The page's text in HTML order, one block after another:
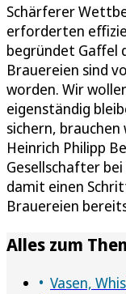
Schärferer
erforderten
begründet Gaffel
Brauereien sind
worden. Wir
eigenständig
sichern,
Heinrich Philipp
Gesellschafter
damit einen
Brauereien
Alles zum
Vasen,